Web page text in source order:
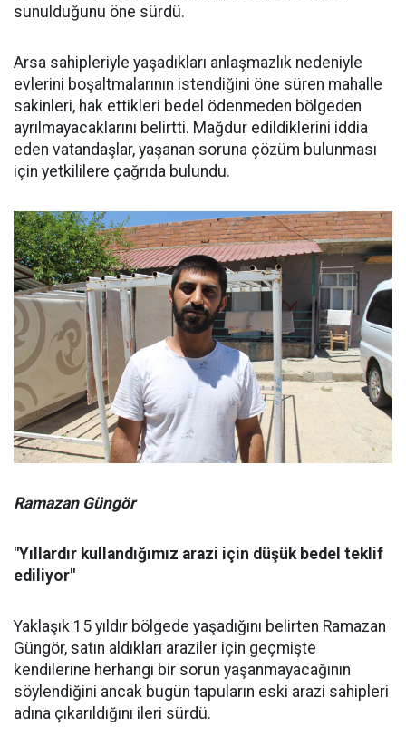
sunulduğunu öne sürdü.
Arsa sahipleriyle yaşadıkları anlaşmazlık nedeniyle
evlerini boşaltmalarının istendiğini öne süren mahalle
sakinleri, hak ettikleri bedel ödenmeden bölgeden
ayrılmayacaklarını belirtti. Mağdur edildiklerini iddia
eden vatandaşlar, yaşanan soruna çözüm bulunması
için yetkililere çağrıda bulundu.
Ramazan Güngör
"Yıllardır kullandığımız arazi için düşük bedel teklif
ediliyor"
Yaklaşık 15 yıldır bölgede yaşadığını belirten Ramazan
Güngör, satın aldıkları araziler için geçmişte
kendilerine herhangi bir sorun yaşanmayacağının
söylendiğini ancak bugün tapuların eski arazi sahipleri
adına çıkarıldığını ileri sürdü.